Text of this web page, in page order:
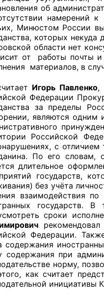
об
намерений
Минюстом России
которых некуда
области нет
от работы почты
материалов, в
Игорь Павленко,
Федерации
за пределы
являются одним
Российской
с
По его словам,
длительное
государств,
без учёта
взаимодействия
государств.
сроки
Федерации.
содержания
содержания при
норму,
как считает
инициативы